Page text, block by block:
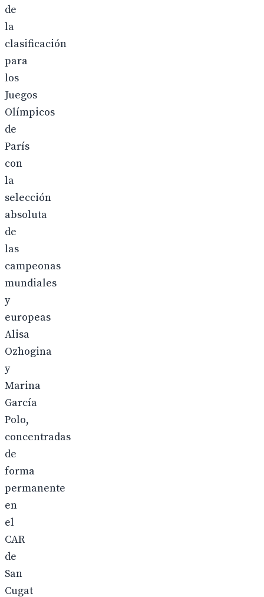
de
la
clasificación
para
los
Juegos
Olímpicos
de
París
con
la
selección
absoluta
de
las
campeonas
mundiales
y
europeas
Alisa
Ozhogina
y
Marina
García
Polo,
concentradas
de
forma
permanente
en
el
CAR
de
San
Cugat